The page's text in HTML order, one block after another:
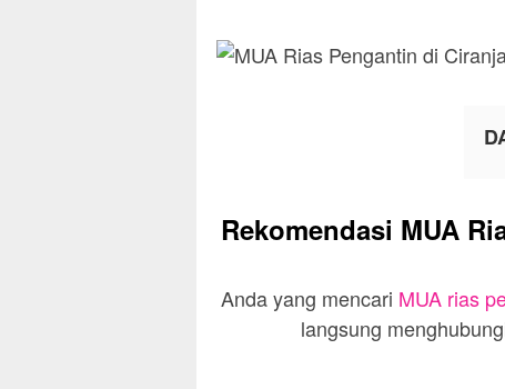
Rekomendasi MUA
Anda yang mencari MUA rias
langsung